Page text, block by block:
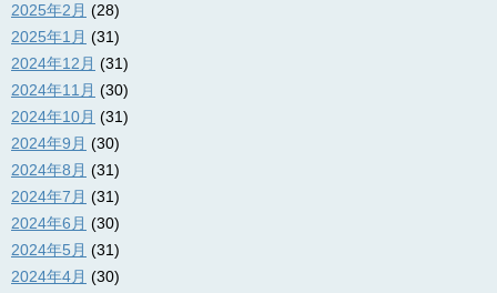
2025年2月 (28)
2025年1月 (31)
2024年12月 (31)
2024年11月 (30)
2024年10月 (31)
2024年9月 (30)
2024年8月 (31)
2024年7月 (31)
2024年6月 (30)
2024年5月 (31)
2024年4月 (30)